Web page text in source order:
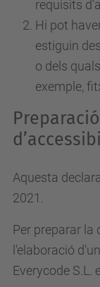
requisits
Hi pot
estiguin
o dels
exemple,
Aquesta
2021.
Per preparar la
l'elaboració
Everycode S.L.